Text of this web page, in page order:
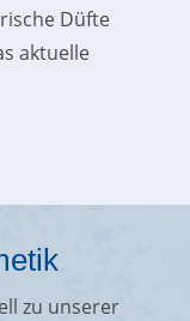
Düfte
aktuelle
zu unserer